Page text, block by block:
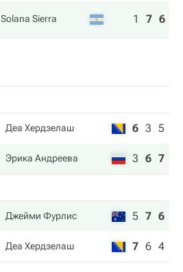
Solana Sierra 1 7 6
Деа Хердзелаш 6 3 5
Эрика Андреева 3 6 7
Джейми Фурлис 5 7 6
Деа Хердзелаш 7 6 4